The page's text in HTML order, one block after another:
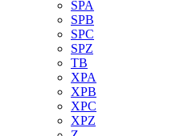
SPA
SPB
SPC
SPZ
TB
XPA
XPB
XPC
XPZ